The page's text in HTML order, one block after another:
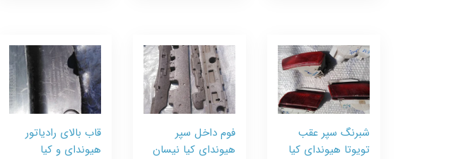
شبرنگ سپر عقب
تویوتا هیوندای کیا
فوم داخل سپر
هیوندای کیا نیسان
قاب بالای رادیاتور
هیوندای و کیا